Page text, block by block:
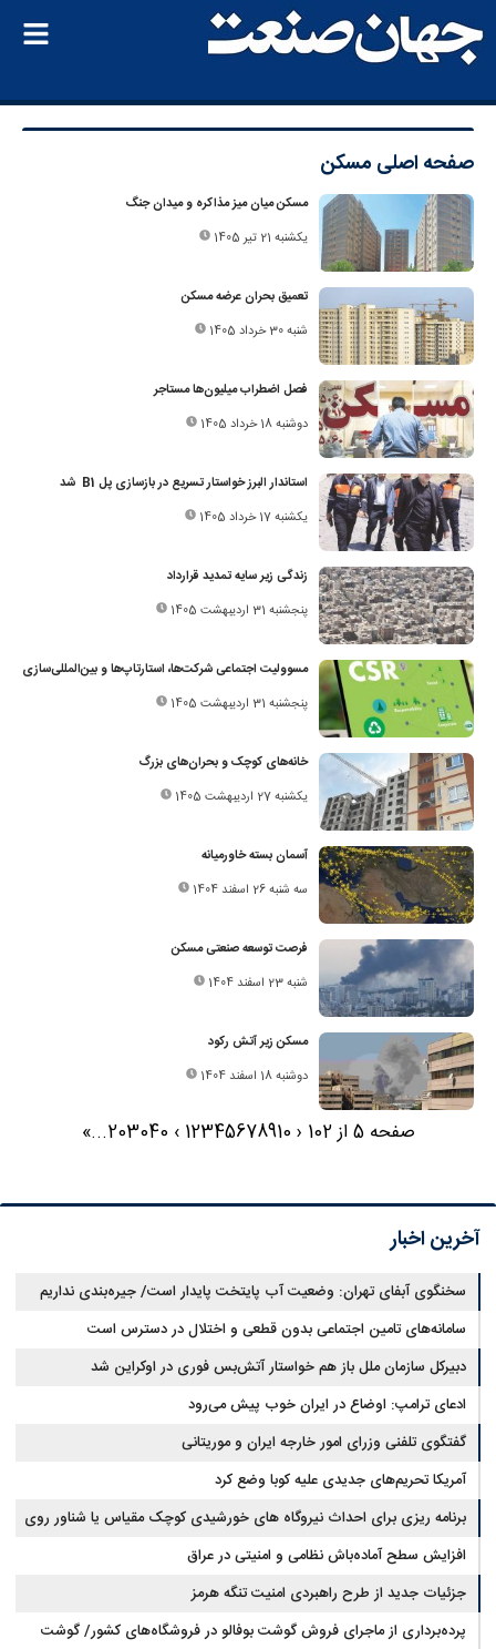
صفحه اصلی مسکن
مسکن میان میز مذاکره و میدان جنگ
یکشنبه 21 تیر 1405
تعمیق بحران عرضه مسکن
شنبه 30 خرداد 1405
فصل اضطراب میلیون‌ها مستاجر
دوشنبه 18 خرداد 1405
استاندار البرز خواستار تسریع در بازسازی پل B1 شد
یکشنبه 17 خرداد 1405
زندگی زیر سایه تمدید قرارداد
پنجشنبه 31 اردیبهشت 1405
مسوولیت اجتماعی شرکت‌ها، استارتاپ‌ها و بین‌المللی‌سازی
پنجشنبه 31 اردیبهشت 1405
خانه‌های کوچک و بحران‌های بزرگ
یکشنبه 27 اردیبهشت 1405
آسمان بسته خاورمیانه
سه شنبه 26 اسفند 1404
فرصت توسعه صنعتی مسکن
شنبه 23 اسفند 1404
مسکن زیر آتش رکود
دوشنبه 18 اسفند 1404
صفحه 5 از 102 ‹
12345678910
›
203040
...
»
آخرین اخبار
سخنگوی آبفای تهران: وضعیت آب پایتخت پایدار است/ جیره‌بندی نداریم
سامانه‌های تامین اجتماعی بدون قطعی و اختلال در دسترس است
دبیرکل سازمان ملل باز هم خواستار آتش‌بس فوری در اوکراین شد
ادعای ترامپ: اوضاع در ایران خوب پیش می‌رود
گفتگوی تلفنی وزرای امور خارجه ایران و موریتانی
آمریکا تحریم‌های جدیدی علیه کوبا وضع کرد
برنامه ریزی برای احداث نیروگاه های خورشیدی کوچک مقیاس یا شناور روی
آب در مازندران
افزایش سطح آماده‌باش نظامی و امنیتی در عراق
جزئیات جدید از طرح راهبردی امنیت تنگه هرمز
پرده‌برداری از ماجرای فروش گوشت بوفالو در فروشگاه‌های کشور/ گوشت